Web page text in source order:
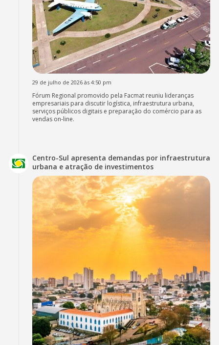
29 de julho de 2026 às 4:50 pm
Fórum Regional promovido pela Facmat reuniu lideranças
empresariais para discutir logística, infraestrutura urbana,
serviços públicos digitais e preparação do comércio para as
vendas on-line.
Centro-Sul apresenta demandas por infraestrutura
urbana e atração de investimentos